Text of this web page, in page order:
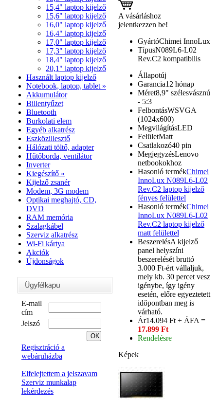
15,4" laptop kijelző
15,6" laptop kijelző
16,0" laptop kijelző
16,4" laptop kijelző
17,0" laptop kijelző
17,3" laptop kijelző
18,4" laptop kijelző
20,1" laptop kijelző
Használt laptop kijelző
Notebook, laptop, tablet »
Akkumulátor
Billentyűzet
Bluetooth
Burkolati elem
Egyéb alkatrész
Eszközillesztő
Hálózati töltő, adapter
Hűtőborda, ventilátor
Inverter
Kiegészítő »
Kijelző zsanér
Modem, 3G modem
Optikai meghajtó, CD,
DVD
RAM memória
Szalagkábel
Szerviz alkatrész
Wi-Fi kártya
Akciók
Újdonságok
E-mail
cím
Jelszó
Regisztráció a
webáruházba
Elfelejtettem a jelszavam
Szerviz munkalap
lekérdezés
A vásárláshoz
jelentkezzen be!
GyártóChimei InnoLux
TípusN089L6-L02
Rev.C2 kompatibilis
Állapotúj
Garancia12 hónap
Méret8,9" szélesvásznú
- 5:3
FelbontásWSVGA
(1024x600)
MegvilágításLED
FelületMatt
Csatlakozó40 pin
MegjegyzésLenovo
netbookokhoz
Hasonló termékChimei
InnoLux N089L6-L02
Rev.C2 laptop kijelző
fényes felülettel
Hasonló termékChimei
InnoLux N089L6-L02
Rev.C2 laptop kijelző
matt felülettel
BeszerelésA kijelző
panel helyszíni
beszerelését bruttó
3.000 Ft-ért vállaljuk,
mely kb. 30 percet vesz
igénybe, így igény
esetén, előre egyeztetett
időpontban meg is
várható.
Ár14.094 Ft + ÁFA =
17.899 Ft
Rendelésre
Képek